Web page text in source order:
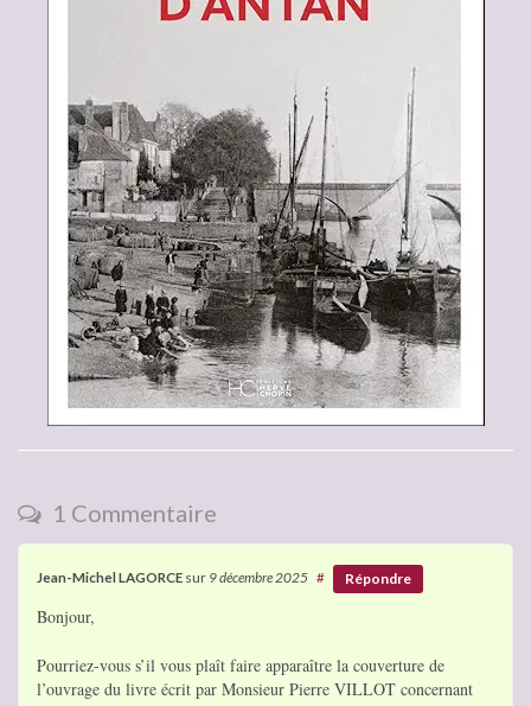
1 Commentaire
Jean-Michel LAGORCE sur 9 décembre 2025 # Répondre
Bonjour,
Pourriez-vous s’il vous plaît faire apparaître la couverture de
l’ouvrage du livre écrit par Monsieur Pierre VILLOT concernant